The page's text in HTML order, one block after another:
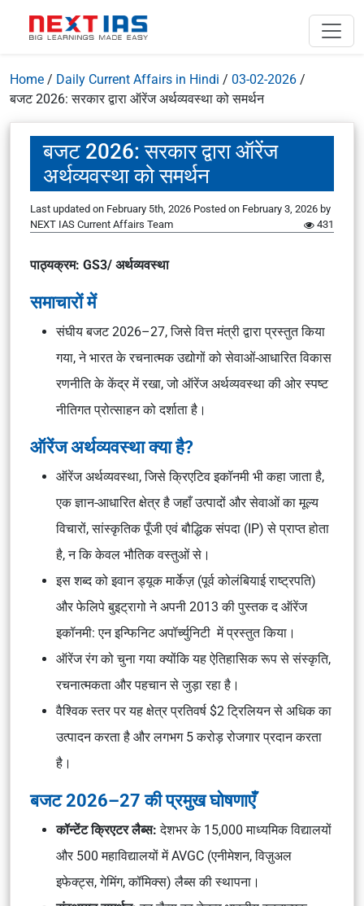
Home / Daily Current Affairs in Hindi / 03-02-2026 /
बजट 2026: सरकार द्वारा ऑरेंज अर्थव्यवस्था को समर्थन
बजट 2026: सरकार द्वारा ऑरेंज
अर्थव्यवस्था को समर्थन
Last updated on February 5th, 2026 Posted on February 3, 2026 by
NEXT IAS Current Affairs Team
431
पाठ्यक्रम: GS3/ अर्थव्यवस्था
समाचारों में
संघीय बजट 2026–27, जिसे वित्त मंत्री द्वारा प्रस्तुत किया
गया, ने भारत केरचनात्मक उद्योगोंको सेवाओं-आधारित विकास
रणनीति के केंद्र में रखा, जो ऑरेंज अर्थव्यवस्थाकी ओर स्पष्ट
नीतिगत प्रोत्साहन को दर्शाता है।
ऑरेंज अर्थव्यवस्था क्या है?
ऑरेंज अर्थव्यवस्था, जिसेक्रिएटिव इकॉनमी भी कहा जाता है,
एक ज्ञान-आधारित क्षेत्र है जहाँ उत्पादों और सेवाओं का मूल्य
विचारों, सांस्कृतिक पूँजी एवंबौद्धिक संपदा (IP) से प्राप्त होता
है, न कि केवल भौतिक वस्तुओं से।
इस शब्द कोइवान ड्यूक मार्केज़(पूर्व कोलंबियाई राष्ट्रपति)
औरफेलिपे बुइट्रागोने अपनी 2013 की पुस्तकद ऑरेंज
इकॉनमी: एन इन्फिनिट अपॉर्च्युनिटीमें प्रस्तुत किया।
ऑरेंज रंग को चुना गया क्योंकि यह ऐतिहासिक रूप से संस्कृति,
रचनात्मकता और पहचान से जुड़ा रहा है।
वैश्विक स्तर पर यह क्षेत्र प्रतिवर्ष $2 ट्रिलियन से अधिक का
उत्पादन करता है और लगभग 5 करोड़ रोजगार प्रदान करता
है।
बजट 2026–27 की प्रमुख घोषणाएँ
कॉन्टेंट क्रिएटर लैब्स: देशभर के 15,000 माध्यमिक विद्यालयों
और 500 महाविद्यालयों मेंAVGC (एनीमेशन, विज़ुअल
इफेक्ट्स, गेमिंग, कॉमिक्स) लैब्स की स्थापना।